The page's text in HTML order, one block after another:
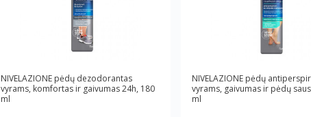
NIVELAZIONE pėdų dezodorantas
vyrams, komfortas ir gaivumas 24h, 180
ml
NIVELAZIONE pėdų
vyrams, gaivumas ir pėdų
ml